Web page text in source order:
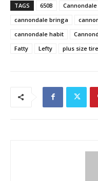
TAGS 650B Cannondale
cannondale bringa
cannondale habit
Fatty
Lefty plus size tire